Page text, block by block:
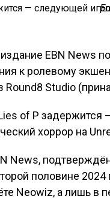
EBN News
к ролевому
Round8 Studio
News,
половине
Neowiz, а лишь в